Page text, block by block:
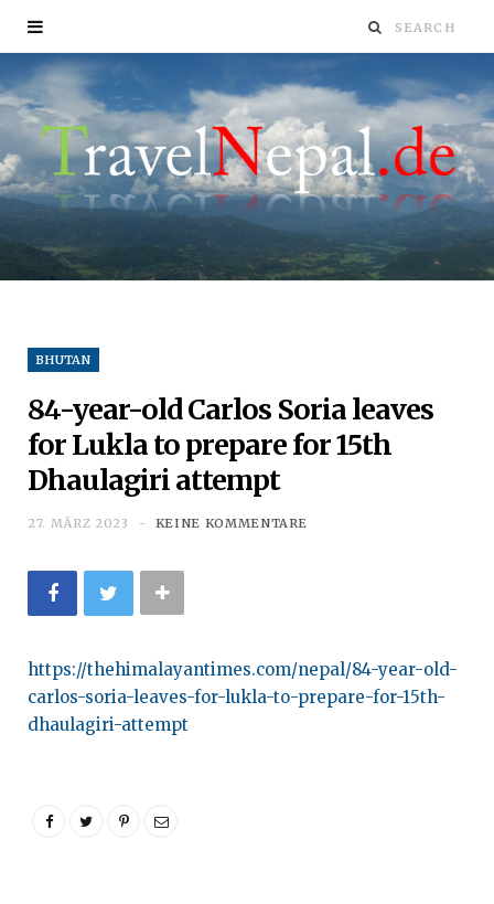
BHUTAN
84-year-old Carlos Soria leaves
for Lukla to prepare for 15th
Dhaulagiri attempt
27. MÄRZ 2023 KEINE KOMMENTARE
https://thehimalayantimes.com/nepal/84-year-old-
carlos-soria-leaves-for-lukla-to-prepare-for-15th-
dhaulagiri-attempt